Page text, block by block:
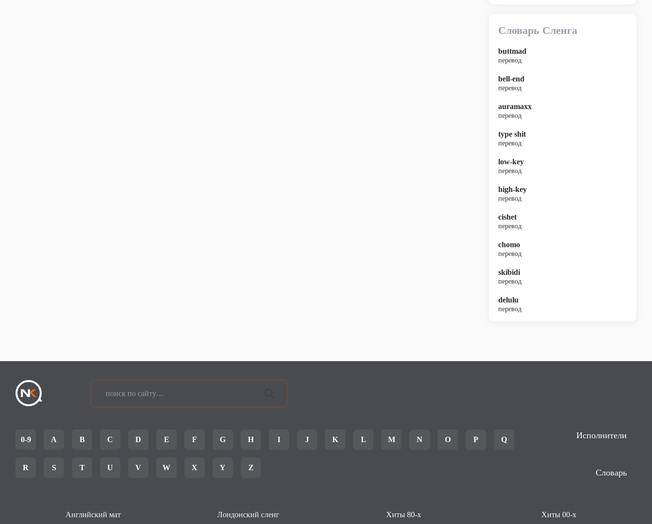
Словарь Сленга
buttmad
перевод
bell-end
перевод
auramaxx
перевод
type shit
перевод
low-key
перевод
high-key
перевод
cishet
перевод
chomo
перевод
skibidi
перевод
delulu
перевод
0-9 A B C D E F G H I J K L M N O P Q
R S T U V W X Y Z
Исполнители
Словарь
Английский мат Лондонский сленг Хиты 80-х Хиты 00-х